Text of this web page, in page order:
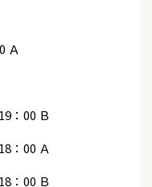
Ａ
：00 Ｂ
：00 Ａ
：00 Ｂ